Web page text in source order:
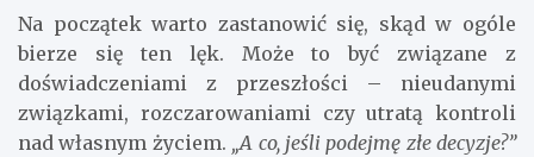
Na początek warto zastanowić się, skąd w ogóle
bierze się ten lęk. Może to być związane z
doświadczeniami z przeszłości – nieudanymi
związkami, rozczarowaniami czy utratą kontroli
nad własnym życiem. „A co, jeśli podejmę złe decyzje?”